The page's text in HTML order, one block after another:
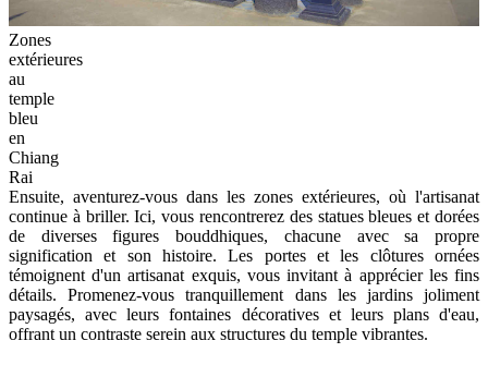
Zones
extérieures
au
temple
bleu
en
Chiang
Rai
Ensuite, aventurez-vous dans les zones extérieures, où l'artisanat
continue à briller. Ici, vous rencontrerez des statues bleues et dorées
de diverses figures bouddhiques, chacune avec sa propre
signification et son histoire. Les portes et les clôtures ornées
témoignent d'un artisanat exquis, vous invitant à apprécier les fins
détails. Promenez-vous tranquillement dans les jardins joliment
paysagés, avec leurs fontaines décoratives et leurs plans d'eau,
offrant un contraste serein aux structures du temple vibrantes.